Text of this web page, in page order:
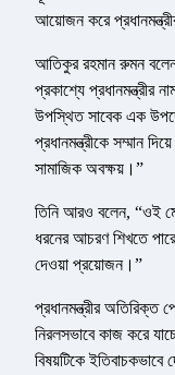
আয়োজন করে
আতিকুর রহমান রুমন
প্রকাশ্যে প্রধানমন্ত্রীর
উপস্থিত সাবেক এক
প্রধানমন্ত্রীকে সম্মান
সামাজিক অবক্ষয়।”
তিনি আরও বলেন, “ওই
ধরনের আচরণ শিখতে
দেওয়া প্রয়োজন।”
প্রধানমন্ত্রীর অতিরিক্ত
নিরলসভাবে কাজ করে
বিষয়টিকে ইতিবাচকভাবে